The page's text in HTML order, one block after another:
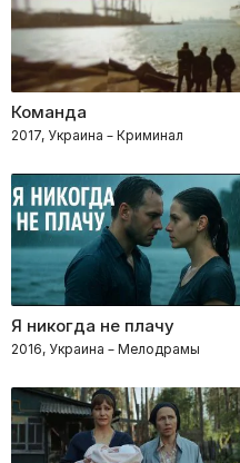
Команда
2017, Украина – Криминал
Я никогда не плачу
2016, Украина – Мелодрамы